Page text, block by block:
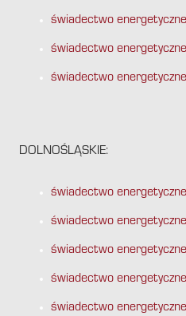
świadectwo
świadectwo energetyczne
świadectwo
DOLNOŚLĄSKIE:
świadectwo
świadectwo
świadectwo
świadectwo
świadectwo energetyczne